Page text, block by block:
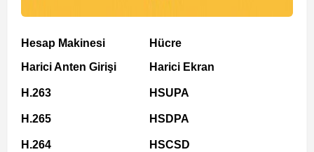
Hesap Makinesi
Harici Anten Girişi
H.263
H.265
H.264
Hücre
Harici Ekran
HSUPA
HSDPA
HSCSD